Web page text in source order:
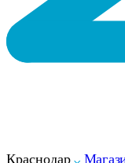
Краснодар